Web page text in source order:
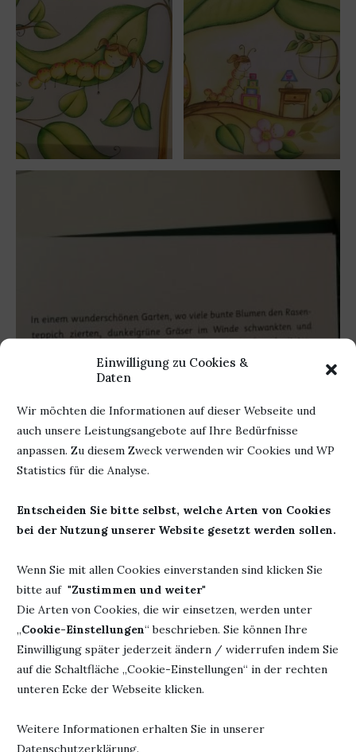
Einwilligung zu Cookies &
Daten
Wir möchten die Informationen auf dieser Webseite und
auch unsere Leistungsangebote auf Ihre Bedürfnisse
anpassen. Zu diesem Zweck verwenden wir Cookies und WP
Statistics für die Analyse.
Entscheiden Sie bitte selbst, welche Arten von Cookies
bei der Nutzung unserer Website gesetzt werden sollen.
Wenn Sie mit allen Cookies einverstanden sind klicken Sie
bitte auf "Zustimmen und weiter"
Die Arten von Cookies, die wir einsetzen, werden unter
„Cookie-Einstellungen“ beschrieben. Sie können Ihre
Einwilligung später jederzeit ändern / widerrufen indem Sie
auf die Schaltfläche „Cookie-Einstellungen“ in der rechten
unteren Ecke der Webseite klicken.
Weitere Informationen erhalten Sie in unserer
Datenschutzerklärung.
Die Bilder finde ich ja ganz niedlich. Hab immer wieder was
Neues entdeckt und musste es natürlich gleich Heike zeigen.
Die brummelte sowas wie „ich dachte die Zeiten sind vorbei“.
Wisst ihr, was sie damit meint?